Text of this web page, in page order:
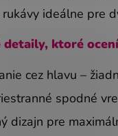
ideálne pre
detaily, ktoré
cez hlavu –
spodné
dizajn pre